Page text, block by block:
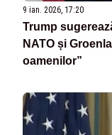
9 ian. 2026, 17:20
Trump
NATO și
oamenilor”